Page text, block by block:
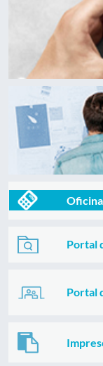
Portal
Portal